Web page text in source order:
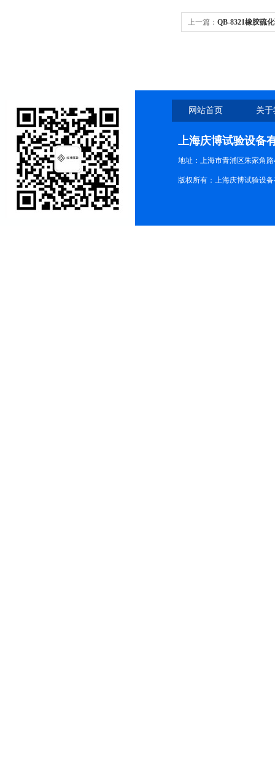
上一篇： QB-8321橡胶硫
网站首页 关
上海庆博试验设备
地址：上海市青浦区朱家角路
版权所有：上海庆博试验设